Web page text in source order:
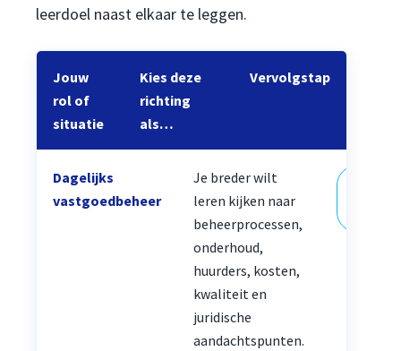
leerdoel naast elkaar te leggen.
Jouw
rol of
situatie
Kies deze
richting
als…
Vervolgstap
Dagelijks
vastgoedbeheer
Je breder wilt
leren kijken naar
beheerprocessen,
onderhoud,
huurders, kosten,
kwaliteit en
juridische
aandachtspunten.